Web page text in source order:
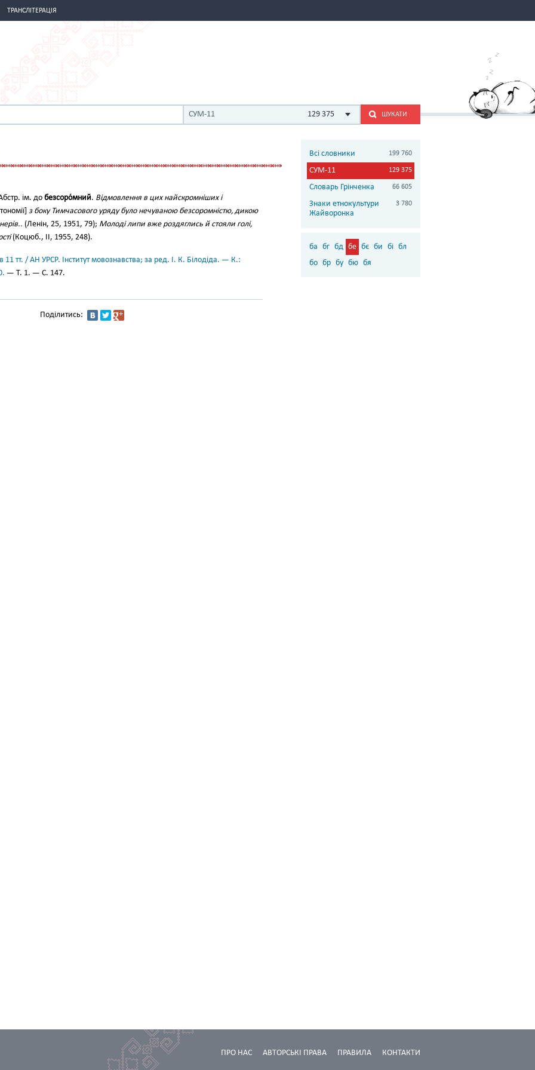
ТРАНСЛІТЕРАЦІЯ
СУМ-11 129 375 ШУКАТИ
ім. добезсоро́мний. Відмовлення в цих найскромніших і
з боку Тимчасового уряду було нечуваною безсоромністю, дикою
(Ленін, 25, 1951, 79); Молоді липи вже роздяглись й стояли голі,
(Коцюб., II, 1955, 248).
11 тт. / АН УРСР. Інститут мовознавства; за ред. І. К. Білодіда. — К.:
— Т. 1. — С. 147.
Поділитись:
Всі словники 199 760
СУМ-11 129 375
Словарь Грінченка 66 605
Знаки етнокультури
Жайворонка
3 780
ба бг бд бе бє би бі бл
бо бр бу бю бя
КОНТАКТИ
ПРАВИЛА
АВТОРСЬКІ ПРАВА
ПРО НАС